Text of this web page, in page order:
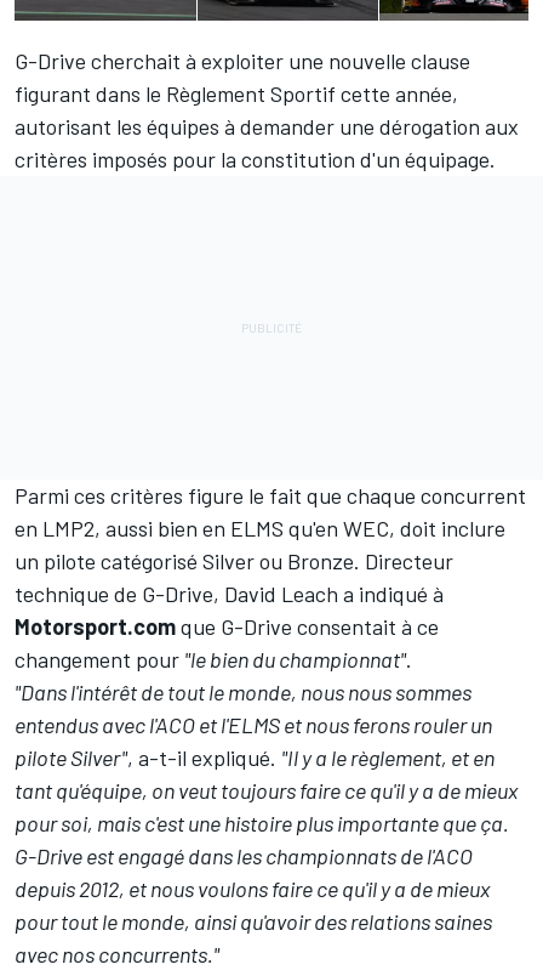
G-Drive cherchait à exploiter une nouvelle clause
figurant dans le Règlement Sportif cette année,
autorisant les équipes à demander une dérogation aux
critères imposés pour la constitution d'un équipage.
Parmi ces critères figure le fait que chaque concurrent
en LMP2, aussi bien en ELMS qu'en WEC, doit inclure
un pilote catégorisé Silver ou Bronze. Directeur
technique de G-Drive, David Leach a indiqué à
Motorsport.comque G-Drive consentait à ce
changement pour "le bien du championnat".
"Dans l'intérêt de tout le monde, nous nous sommes
entendus avec l'ACO et l'ELMS et nous ferons rouler un
pilote Silver", a-t-il expliqué. "Il y a le règlement, et en
tant qu'équipe, on veut toujours faire ce qu'il y a de mieux
pour soi, mais c'est une histoire plus importante que ça.
G-Drive est engagé dans les championnats de l'ACO
depuis 2012, et nous voulons faire ce qu'il y a de mieux
pour tout le monde, ainsi qu'avoir des relations saines
avec nos concurrents."